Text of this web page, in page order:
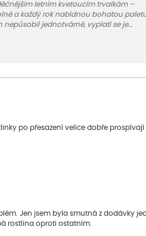
letním kvetoucím trvalkám –
a každý rok nabídnou bohatou
nepůsobil jednotvárně, vyplatí se je
V dnešním článku vám ukážeme, s
denivky nejlépe ladí.
po přesazení velice dobře prospívají
Jen jsem byla smutná z dodávky
rostlina oproti ostatním.